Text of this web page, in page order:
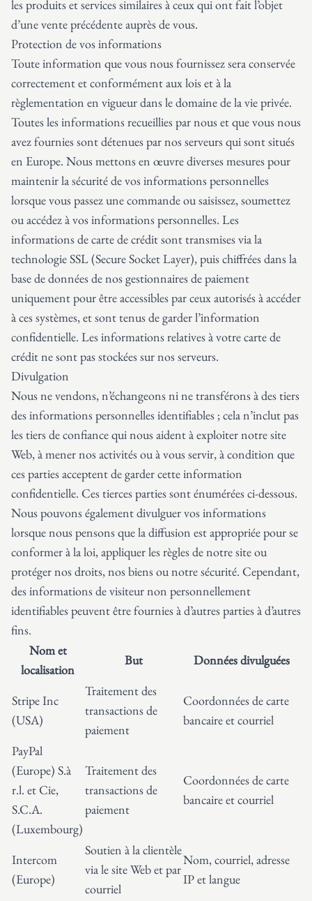
les produits et services similaires à ceux qui ont fait l’objet
d’une vente précédente auprès de vous.
Protection de vos informations
Toute information que vous nous fournissez sera conservée
correctement et conformément aux lois et à la
règlementation en vigueur dans le domaine de la vie privée.
Toutes les informations recueillies par nous et que vous nous
avez fournies sont détenues par nos serveurs qui sont situés
en Europe. Nous mettons en œuvre diverses mesures pour
maintenir la sécurité de vos informations personnelles
lorsque vous passez une commande ou saisissez, soumettez
ou accédez à vos informations personnelles. Les
informations de carte de crédit sont transmises via la
technologie SSL (Secure Socket Layer), puis chiffrées dans la
base de données de nos gestionnaires de paiement
uniquement pour être accessibles par ceux autorisés à accéder
à ces systèmes, et sont tenus de garder l’information
confidentielle. Les informations relatives à votre carte de
crédit ne sont pas stockées sur nos serveurs.
Divulgation
Nous ne vendons, n’échangeons ni ne transférons à des tiers
des informations personnelles identifiables ; cela n’inclut pas
les tiers de confiance qui nous aident à exploiter notre site
Web, à mener nos activités ou à vous servir, à condition que
ces parties acceptent de garder cette information
confidentielle. Ces tierces parties sont énumérées ci-dessous.
Nous pouvons également divulguer vos informations
lorsque nous pensons que la diffusion est appropriée pour se
conformer à la loi, appliquer les règles de notre site ou
protéger nos droits, nos biens ou notre sécurité. Cependant,
des informations de visiteur non personnellement
identifiables peuvent être fournies à d’autres parties à d’autres
fins.
Nom et
localisation
But Données divulguées
Stripe Inc
(USA)
Traitement des
transactions de
paiement
Coordonnées de carte
bancaire et courriel
PayPal
(Europe) S.à
r.l. et Cie,
S.C.A.
(Luxembourg)
Traitement des
transactions de
paiement
Coordonnées de carte
bancaire et courriel
Intercom
(Europe)
Soutien à la clientèle
via le site Web et par
courriel
Nom, courriel, adresse
IP et langue